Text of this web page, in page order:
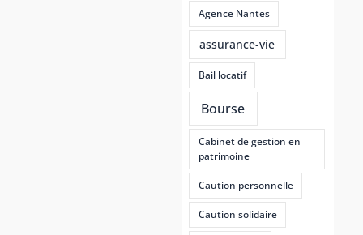
Agence Nantes
assurance-vie
Bail locatif
Bourse
Cabinet de gestion en
patrimoine
Caution personnelle
Caution solidaire